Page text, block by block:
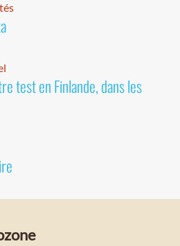
test en Finlande, dans les